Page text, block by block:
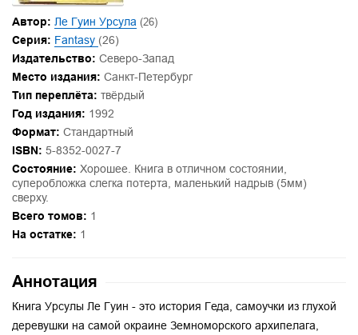
Автор: Ле Гуин Урсула (26)
Серия: Fantasy (26)
Издательство: Северо-Запад
Место издания: Санкт-Петербург
Тип переплёта: твёрдый
Год издания: 1992
Формат: Стандартный
ISBN: 5-8352-0027-7
Состояние: Хорошее. Книга в отличном состоянии,
суперобложка слегка потерта, маленький надрыв (5мм)
сверху.
Всего томов: 1
На остатке: 1
Аннотация
Книга Урсулы Ле Гуин - это история Геда, самоучки из глухой
деревушки на самой окраине Земноморского архипелага,